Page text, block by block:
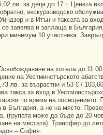
лв. за деца до 17 г. Цената
екскурзоводско
и в Итън и таксата за
се заявява и заплаща в
минимум 10 участника.
на хотела до 11:00
на Уестминстърското
лв. за възрастни и 53 € /
такса за вход в
по време на посещението.
в България, а не на място.
(групата може да бъде до 20
на местата). Трансфер до
– София.